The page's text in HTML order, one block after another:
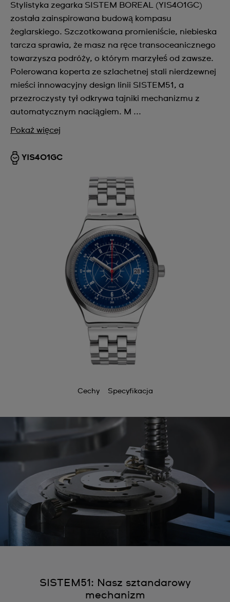
Stylistyka zegarka SISTEM BOREAL (YIS401GC)
została zainspirowana budową kompasu
żeglarskiego. Szczotkowana promieniście, niebieska
tarcza sprawia, że masz na ręce transoceanicznego
towarzysza podróży, o którym marzyłeś od zawsze.
Polerowana koperta ze szlachetnej stali nierdzewnej
mieści innowacyjny design linii SISTEM51, a
przezroczysty tył odkrywa tajniki mechanizmu z
automatycznym naciągiem. M ...
Pokaż więcej
YIS401GC
Cechy Specyfikacja
SISTEM51: Nasz sztandarowy
mechanizm